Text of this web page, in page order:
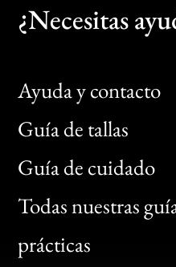
¿Necesitas
Ayuda y contacto
Guía de tallas
Guía de cuidado
Todas nuestras
prácticas